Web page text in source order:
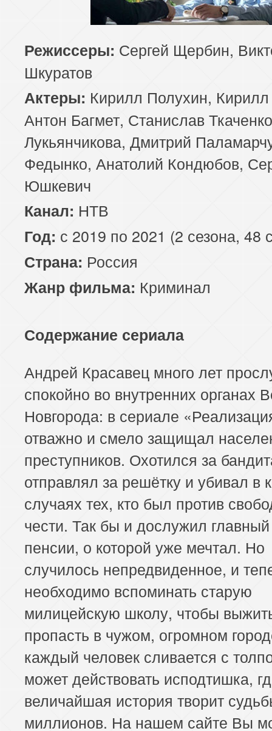
Режиссеры: Сергей Щербин,
Шкуратов
Актеры: Кирилл Полухин,
Антон Багмет, Станислав
Лукьянчикова, Дмитрий
Федынко, Анатолий Кондюбов,
Юшкевич
Канал: НТВ
Год: с 2019 по 2021 (2 сезона, 48
Страна: Россия
Жанр фильма: Криминал
Содержание сериала
Андрей Красавец много лет
спокойно во внутренних органах
Новгорода: в сериале
отважно и смело защищал
преступников. Охотился за
отправлял за решётку и убивал в
случаях тех, кто был против
чести. Так бы и дослужил
пенсии, о которой уже мечтал. Но
случилось непредвиденное, и
необходимо вспоминать старую
милицейскую школу, чтобы
пропасть в чужом, огромном
каждый человек сливается с
может действовать исподтишка,
величайшая история творит
миллионов. На нашем сайте Вы